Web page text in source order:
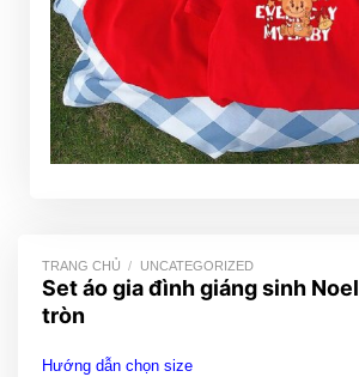
TRANG CHỦ / UNCATEGORIZED
Set áo gia đình giáng sinh
tròn
Hướng dẫn chọn size